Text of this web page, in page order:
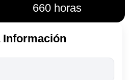
660 horas